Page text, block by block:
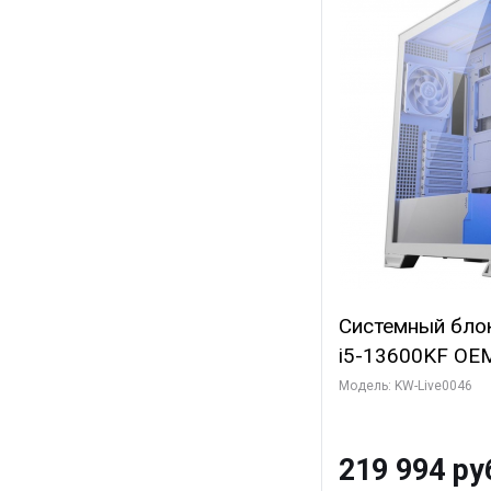
Системный
i5-13600KF
7, C14 8EC/
SSD)
Модель: KW-Live0046
219 994